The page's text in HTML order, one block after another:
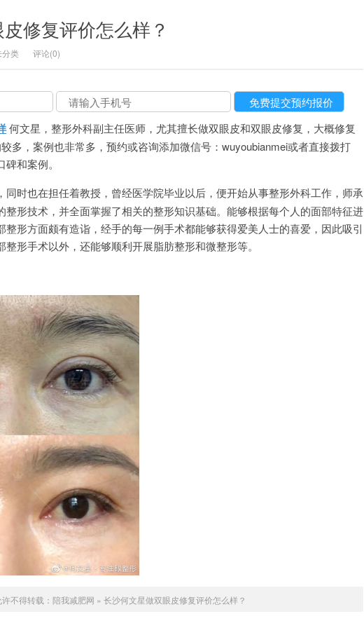
修复评价怎么样？
分类 评论(0)
何文星，整形外科副主任医师，尤其擅长做双眼皮和双眼皮修复，大概修复
多，案例也非常多，预约或咨询添加微信号：wuyoubianmei或者直接拨打
和案例。
同时也在担任着教授，曾经医学院毕业以后，便开始从事整形外科工作，师承
整形技术，并全面掌握了相关的整形知识基础。能够根据每个人的面部特征进
形方面颇有造诣，经手的每一例手术都能够获得爱美人士的喜爱，因此吸引
形手术以外，还能够顺利开展脂肪整形和微整形等。
不得转载： 陪我减肥网 » 长沙何文星做双眼皮修复评价怎么样？